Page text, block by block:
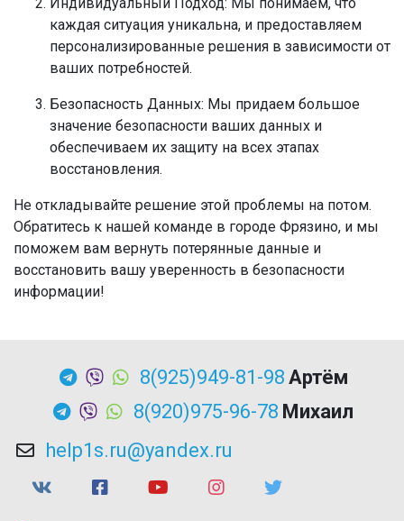
каждая ситуация уникальна, и предоставляем
персонализированные решения в зависимости от
ваших потребностей.
Безопасность Данных: Мы придаем большое
значение безопасности ваших данных и
обеспечиваем их защиту на всех этапах
восстановления.
Не откладывайте решение этой проблемы на потом.
Обратитесь к нашей команде в городе Фрязино, и мы
поможем вам вернуть потерянные данные и
восстановить вашу уверенность в безопасности
информации!
8(925)949-81-98 Артём
8(920)975-96-78 Михаил
help1s.ru@yandex.ru